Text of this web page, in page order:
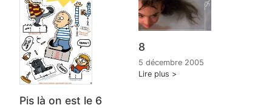
Pis là on est le 6
8
5 décembre 2005
Lire plus